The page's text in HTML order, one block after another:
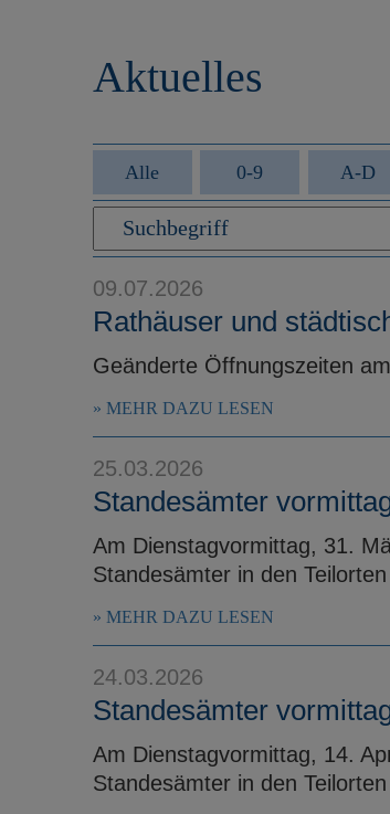
Aktuelles
Alle 0-9 A-D
09.07.2026
Rathäuser und
Geänderte Öffnungszeiten
MEHR DAZU LESEN
25.03.2026
Standesämter
Am Dienstagvormittag, 31.
Standesämter in den
MEHR DAZU LESEN
24.03.2026
Standesämter
Am Dienstagvormittag, 14.
Standesämter in den